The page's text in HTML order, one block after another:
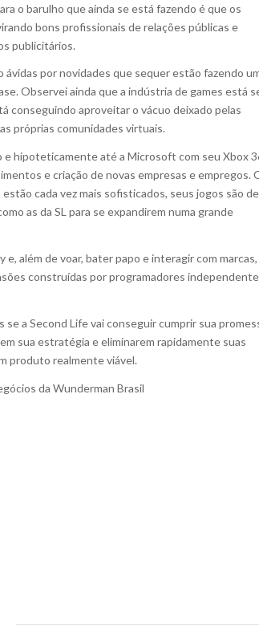
o barulho que ainda se está fazendo é que os
bons profissionais de relações públicas e
publicitários.
por novidades que sequer estão fazendo
Observei ainda que a indústria de games está
conseguindo aproveitar o vácuo deixado pelas
próprias comunidades virtuais.
e hipoteticamente até a Microsoft com seu Xbox
e criação de novas empresas e empregos.
cada vez mais sofisticados, seus jogos são de
as da SL para se expandirem numa grande
além de voar, bater papo e interagir com
construídas por programadores
a Second Life vai conseguir cumprir sua
sua estratégia e eliminarem rapidamente suas
produto realmente viável.
da Wunderman Brasil